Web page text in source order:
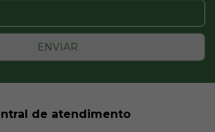
ENVIAR
de atendimento